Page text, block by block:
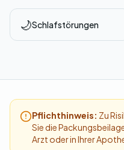
🌙Schlafstörungen
Pflichthinweis: Zu
Sie die
Arzt oder in Ihrer